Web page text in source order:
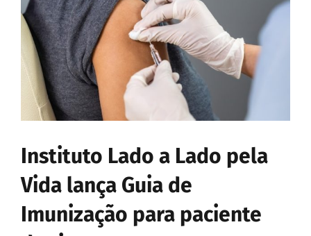
Instituto Lado a Lado pela
Vida lança Guia de
Imunização para paciente